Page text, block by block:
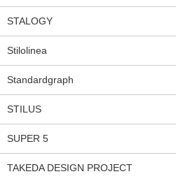
STALOGY
Stilolinea
Standardgraph
STILUS
SUPER 5
TAKEDA DESIGN PROJECT